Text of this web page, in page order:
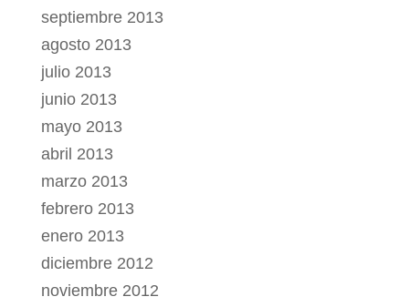
septiembre 2013
agosto 2013
julio 2013
junio 2013
mayo 2013
abril 2013
marzo 2013
febrero 2013
enero 2013
diciembre 2012
noviembre 2012